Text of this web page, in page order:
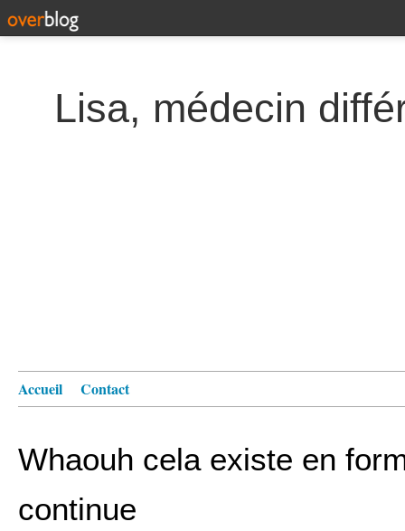
Lisa, médecin
Accueil Contact
Whaouh cela existe en
continue